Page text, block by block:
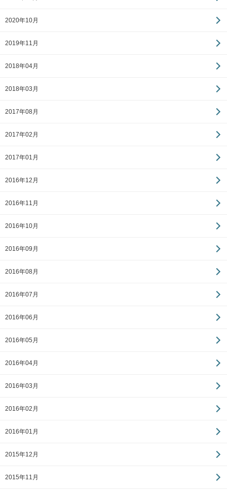
2020年10月
2019年11月
2018年04月
2018年03月
2017年08月
2017年02月
2017年01月
2016年12月
2016年11月
2016年10月
2016年09月
2016年08月
2016年07月
2016年06月
2016年05月
2016年04月
2016年03月
2016年02月
2016年01月
2015年12月
2015年11月